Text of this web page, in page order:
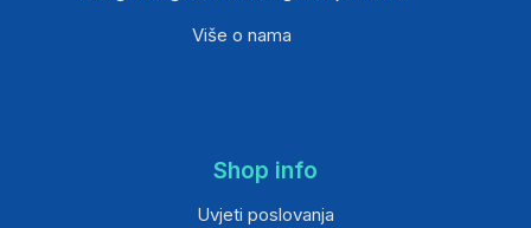
Više o nama
Shop info
Uvjeti poslovanja